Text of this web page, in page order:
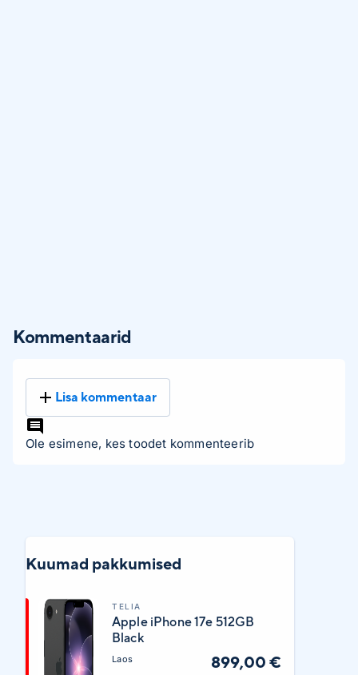
Kommentaarid
Lisa kommentaar
Ole esimene, kes toodet kommenteerib
Kuumad pakkumised
TELIA
Apple iPhone 17e 512GB
Black
Laos 899,00 €